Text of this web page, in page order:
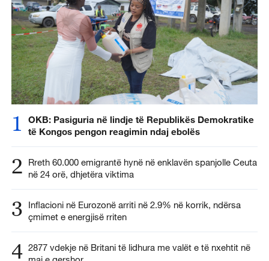
1
OKB: Pasiguria në lindje të Republikës Demokratike
të Kongos pengon reagimin ndaj ebolës
2
Rreth 60.000 emigrantë hynë në enklavën spanjolle Ceuta
në 24 orë, dhjetëra viktima
3
Inflacioni në Eurozonë arriti në 2.9% në korrik, ndërsa
çmimet e energjisë rriten
4 2877 vdekje në Britani të lidhura me valët e të nxehtit në